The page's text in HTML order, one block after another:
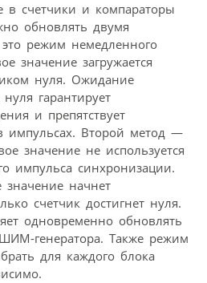
в счетчики и компараторы
обновлять двумя
режим немедленного
значение загружается
нуля. Ожидание
гарантирует
и препятствует
импульсах. Второй метод —
значение не используется
импульса синхронизации.
значение начнет
счетчик достигнет нуля.
одновременно обновлять
генератора. Также режим
для каждого блока